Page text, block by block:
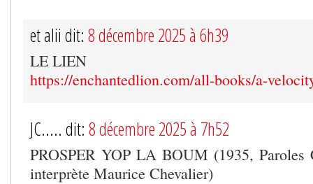
et alii dit: 8 décembre 2025 à 6h39
LE LIEN
https://enchantedlion.com/all-books/a-
JC..... dit: 8 décembre 2025 à 7h52
PROSPER YOP LA BOUM (1935, Paroles
interprète Maurice Chevalier)